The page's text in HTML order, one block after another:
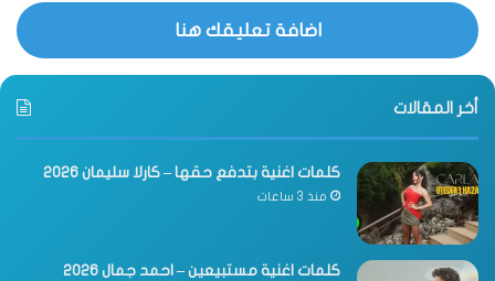
اضافة تعليقك هنا
أخر المقالات
كلمات اغنية بتدفع حقها – كارلا سليمان 2026
منذ 3 ساعات
كلمات اغنية مستبيعين – احمد جمال 2026